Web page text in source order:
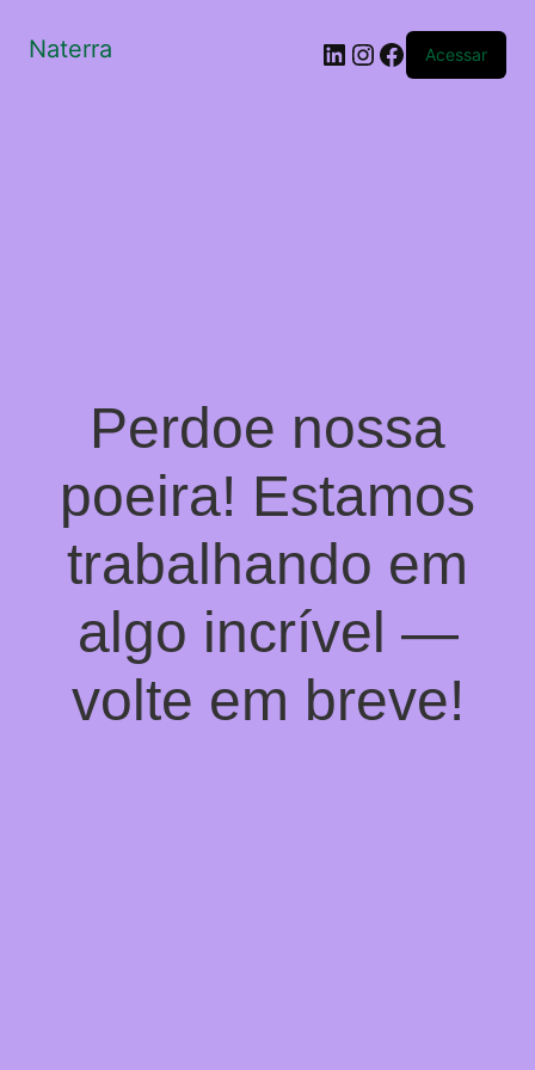
Naterra LinkedIn
Instagram
Facebook
Acessar
Perdoe nossa
poeira! Estamos
trabalhando em
algo incrível —
volte em breve!